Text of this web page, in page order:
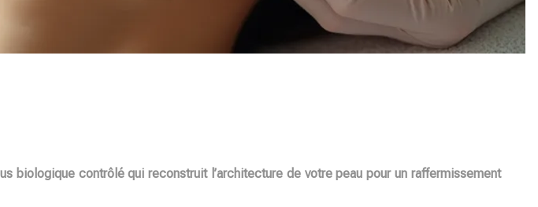
biologique contrôlé qui reconstruit l’architecture de votre peau pour un raffermissement